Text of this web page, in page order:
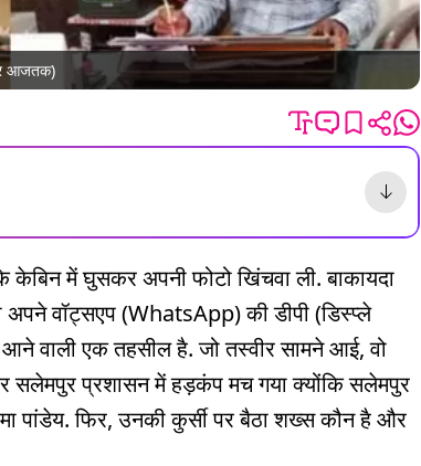
आजतक)
में घुसकर अपनी फोटो खिंचवा ली. बाकायदा
अपने वॉट्सएप (WhatsApp) की डीपी (डिस्प्ले
वाली एक तहसील है. जो तस्वीर सामने आई, वो
प्रशासन में हड़कंप मच गया क्योंकि सलेमपुर
पांडेय. फिर, उनकी कुर्सी पर बैठा शख्स कौन है और